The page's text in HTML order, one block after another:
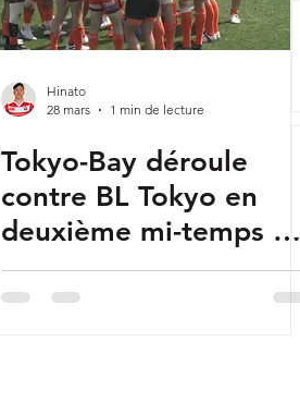
Hinato
28 mars
1 min de lecture
Tokyo-Bay déroule
contre BL Tokyo en
deuxième mi-temps et
se qualifie pour les
phases finales